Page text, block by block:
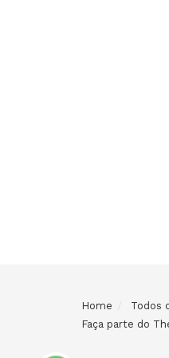
Home Todos
Faça parte do